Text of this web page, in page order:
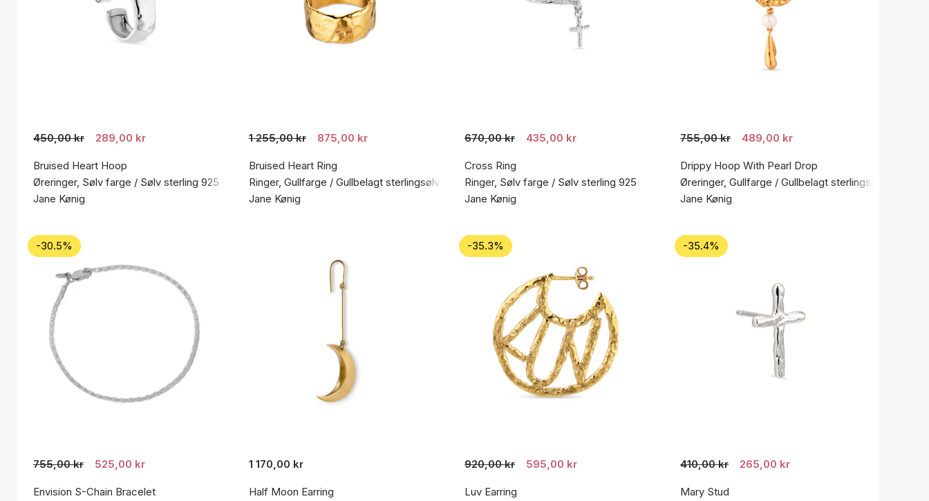
450,00 kr 289,00 kr
Bruised Heart Hoop
Øreringer, Sølv farge / Sølv sterling 925
Jane Kønig
1 255,00 kr 875,00 kr
Bruised Heart Ring
Ringer, Gullfarge / Gullbelagt sterlingsølv 925
Jane Kønig
670,00 kr 435,00 kr
Cross Ring
Ringer, Sølv farge / Sølv sterling 925
Jane Kønig
755,00 kr 489,00 kr
Drippy Hoop With Pearl Drop
Øreringer, Gullfarge / Gullbelagt sterlingsølv 925
Jane Kønig
-30.5%
755,00 kr 525,00 kr
Envision S-Chain Bracelet
1 170,00 kr
Half Moon Earring
-35.3%
920,00 kr 595,00 kr
Luv Earring
-35.4%
410,00 kr 265,00 kr
Mary Stud